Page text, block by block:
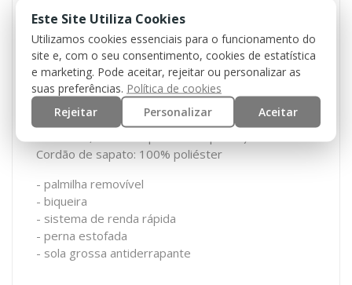
Superior: 100% poliéster (Multicam® original)
Peça de couro: 100% camurça (vaca)
Forro: 100% poliéster (espuma)
Outsole: borracha com EVA (alta qualidade, espuma
isolada excelente, mantém o pé seco e quente)
Palmilha: EVA (alta qualidade, espuma isolada
Cordão de sapato: 100% poliéster
- palmilha removível
- biqueira
- sistema de renda rápida
- perna estofada
- sola grossa antiderrapante
Este Site Utiliza Cookies
Utilizamos cookies essenciais para o funcionamento do
site e, com o seu consentimento, cookies de estatística
e marketing. Pode aceitar, rejeitar ou personalizar as
suas preferências. Política de cookies
Rejeitar
Personalizar Aceitar